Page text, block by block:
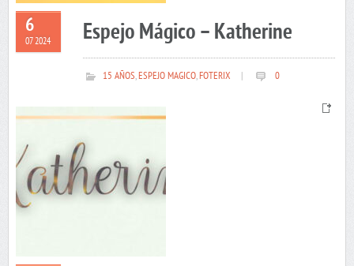
6
07 2024 Espejo Mágico – Katherine
15 AÑOS,ESPEJO MAGICO,FOTERIX 0